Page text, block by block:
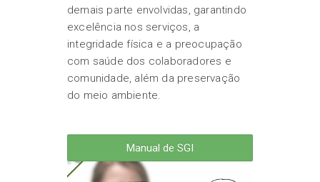
demais parte envolvidas, garantindo
excelência nos serviços, a
integridade física e a preocupação
com saúde dos colaboradores e
comunidade, além da preservação
do meio ambiente.
Manual de SGI